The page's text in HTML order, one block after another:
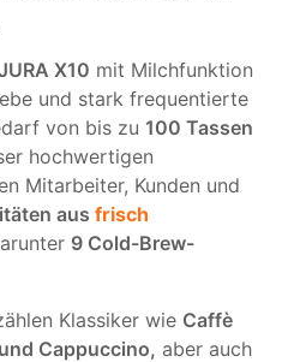
X10 mit Milchfunktion
und stark frequentierte
von bis zu 100 Tassen
hochwertigen
Mitarbeiter, Kunden und
aus frisch
9 Cold-Brew-
Klassiker wie Caffè
Cappuccino, aber auch